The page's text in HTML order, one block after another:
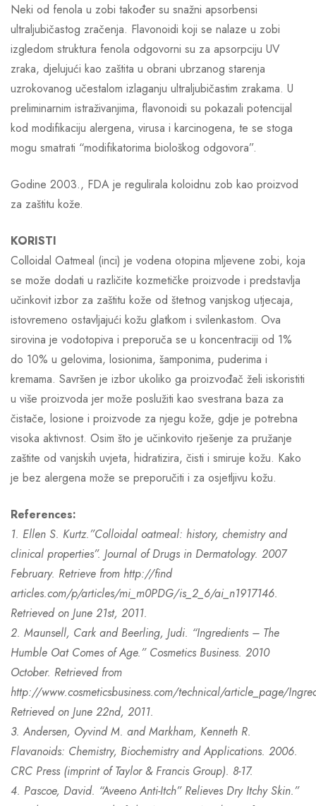
Neki od fenola u zobi također su snažni apsorbensi
ultraljubičastog zračenja. Flavonoidi koji se nalaze u zobi
izgledom struktura fenola odgovorni su za apsorpciju UV
zraka, djelujući kao zaštita u obrani ubrzanog starenja
uzrokovanog učestalom izlaganju ultraljubičastim zrakama. U
preliminarnim istraživanjima, flavonoidi su pokazali potencijal
kod modifikaciju alergena, virusa i karcinogena, te se stoga
mogu smatrati “modifikatorima biološkog odgovora”.
Godine 2003., FDA je regulirala koloidnu zob kao proizvod
za zaštitu kože.
KORISTI
Colloidal Oatmeal (inci) je vodena otopina mljevene zobi, koja
se može dodati u različite kozmetičke proizvode i predstavlja
učinkovit izbor za zaštitu kože od štetnog vanjskog utjecaja,
istovremeno ostavljajući kožu glatkom i svilenkastom. Ova
sirovina je vodotopiva i preporuča se u koncentraciji od 1%
do 10% u gelovima, losionima, šamponima, puderima i
kremama. Savršen je izbor ukoliko ga proizvođač želi iskoristiti
u više proizvoda jer može poslužiti kao svestrana baza za
čistače, losione i proizvode za njegu kože, gdje je potrebna
visoka aktivnost. Osim što je učinkovito rješenje za pružanje
zaštite od vanjskih uvjeta, hidratizira, čisti i smiruje kožu. Kako
je bez alergena može se preporučiti i za osjetljivu kožu.
References:
1. Ellen S. Kurtz.”Colloidal oatmeal: history, chemistry and
clinical properties”. Journal of Drugs in Dermatology. 2007
February. Retrieve from http://find
articles.com/p/articles/mi_m0PDG/is_2_6/ai_n1917146.
Retrieved on June 21st, 2011.
2. Maunsell, Cark and Beerling, Judi. “Ingredients – The
Humble Oat Comes of Age.” Cosmetics Business. 2010
October. Retrieved from
http://www.cosmeticsbusiness.com/technical/article_page/
Retrieved on June 22nd, 2011.
3. Andersen, Oyvind M. and Markham, Kenneth R.
Flavanoids: Chemistry, Biochemistry and Applications. 2006.
CRC Press (imprint of Taylor & Francis Group). 8-17.
4. Pascoe, David. “Aveeno Anti-Itch” Relieves Dry Itchy Skin.”